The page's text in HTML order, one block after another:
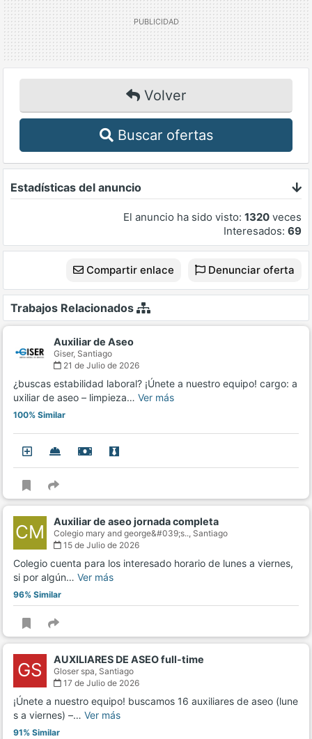
Volver
Buscar ofertas
Estadísticas del anuncio
El anuncio ha sido visto: 1320 veces
Interesados: 69
Compartir enlace Denunciar oferta
Trabajos Relacionados
Auxiliar de Aseo
Giser, Santiago
21 de Julio de 2026
¿buscas estabilidad laboral? ¡Únete a nuestro equipo! cargo: a
uxiliar de aseo – limpieza… Ver más
100% Similar
CM Auxiliar de aseo jornada completa
Colegio mary and george&#039;s.., Santiago
15 de Julio de 2026
Colegio cuenta para los interesado horario de lunes a viernes,
si por algún… Ver más
96% Similar
GS AUXILIARES DE ASEO full-time
Gloser spa, Santiago
17 de Julio de 2026
¡Únete a nuestro equipo! buscamos 16 auxiliares de aseo (lune
s a viernes) –… Ver más
91% Similar